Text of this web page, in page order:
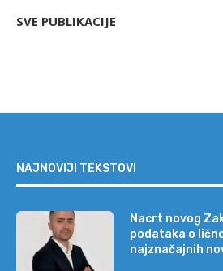
SVE PUBLIKACIJE
NAJNOVIJI TEKSTOVI
Nacrt novog
podataka o
najznačajnih